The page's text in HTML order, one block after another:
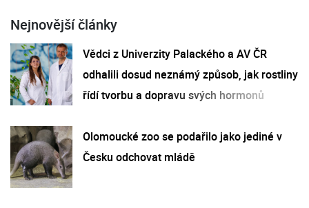
Nejnovější články
Vědci z Univerzity Palackého a AV ČR
odhalili dosud neznámý způsob, jak rostliny
řídí tvorbu a dopravu svých hormonů
Olomoucké zoo se podařilo jako jediné v
Česku odchovat mládě